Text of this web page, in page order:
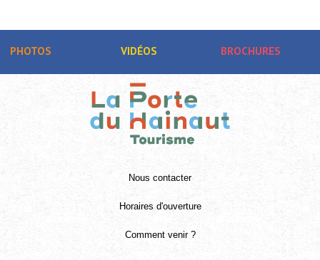
PHOTOS VIDÉOS BROCHURES
Nous contacter
Horaires d'ouverture
Comment venir ?